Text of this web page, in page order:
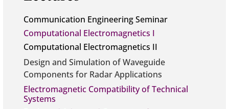
Communication Engineering Seminar
Computational Electromagnetics I
Computational Electromagnetics II
Design and Simulation of Waveguide
Components for Radar Applications
Electromagnetic Compatibility of Technical
Systems